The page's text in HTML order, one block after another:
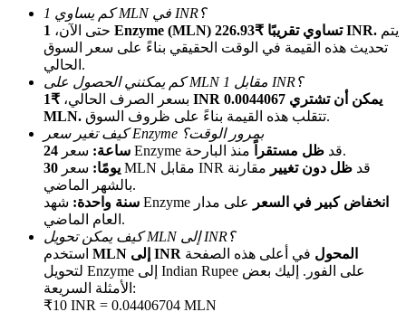
شركاء Bitrue
تصل العمولات إلى 65٪!
الإحالة
قم بدعوة صديق لتحصل على مكافآت نقدية
Deposit CASHCAT & Win
كم يساوي 1 MLN في INR؟
حتى الآن،
1 Enzyme (MLN) تساوي تقريبًا ₹226.93 INR.
تحديث هذه القيمة في الوقت الحقيقي بناءً على سعر السوق
الحالي.
كم يمكنني الحصول على MLN مقابل 1 INR؟
بسعر الصرف الحالي،
₹1 INR يمكن أن تشتري 0.0044067
MLN.
تتقلب هذه القيمة بناءً على ظروف السوق.
كيف تغير سعر Enzyme بمرور الوقت؟
24 ساعة:
سعر Enzyme قد ظل مستقراً
منذ البارحة.
30 يومًا:
سعر MLN مقابل INR قد ظل دون تغيير مقارنة
بالشهر الماضي.
سنة واحدة: شهد Enzyme انخفاض كبير في السعر
على مدار
العام الماضي.
كيف يمكن تحويل MLN إلى INR؟
MLN إلى INR المحول في أعلى هذه الصفحة
لتحويل Enzyme إلى Indian Rupee على الفور. إليك بعض
الأمثلة السريعة:
₹10 INR = 0.04406704 MLN